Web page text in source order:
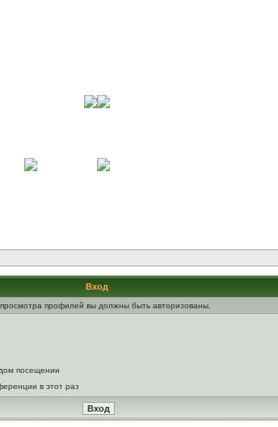
Вход
профилей вы должны быть авторизованы.
посещении
в этот раз